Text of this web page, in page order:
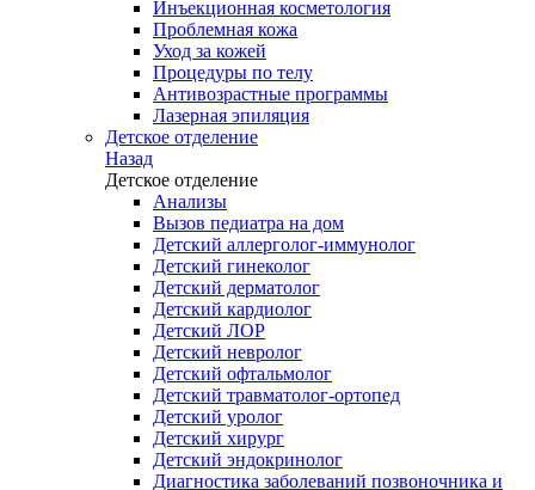
Инъекционная косметология
Проблемная кожа
Уход за кожей
Процедуры по телу
Антивозрастные программы
Лазерная эпиляция
Детское отделение
Назад
Детское отделение
Анализы
Вызов педиатра на дом
Детский аллерголог-иммунолог
Детский гинеколог
Детский дерматолог
Детский кардиолог
Детский ЛОР
Детский невролог
Детский офтальмолог
Детский травматолог-ортопед
Детский уролог
Детский хирург
Детский эндокринолог
Диагностика заболеваний позвоночника и